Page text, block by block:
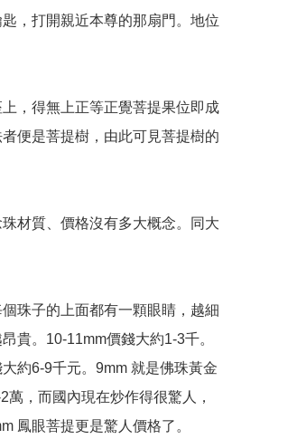
，打開親近本尊的那扇門。地位
，得無上正等正覺菩提果位即成
便是菩提樹，由此可見菩提樹的
材質、價格沒有多大概念。同大
珠子的上面都有一顆眼睛，越細
貴。10-11mm價錢大約1-3千。
約6-9千元。9mm 就是佛珠黃金
萬，而國內現在炒作得很驚人，
鳳眼菩提更是驚人價格了。